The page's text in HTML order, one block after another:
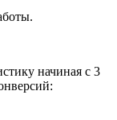
начиная с 3